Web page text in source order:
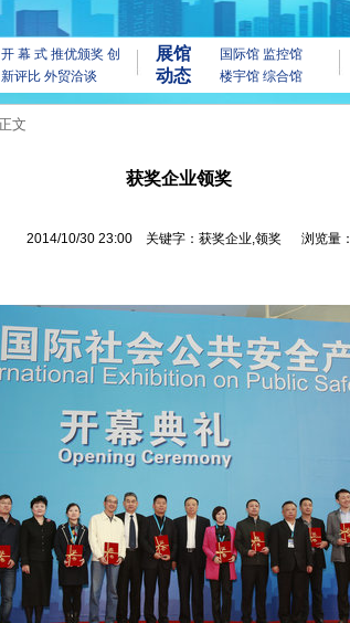
开 幕 式 推优颁奖 创
新评比 外贸洽谈
展馆
动态
国际馆 监控馆
楼宇馆 综合馆
文
获奖企业领奖
2014/10/30 23:00 关键字：获奖企业,领奖 浏览量：